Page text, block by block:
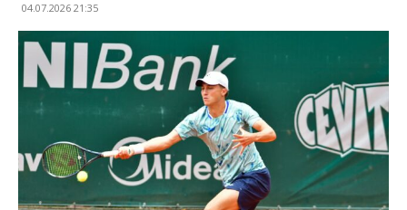
04.07.2026 21:35